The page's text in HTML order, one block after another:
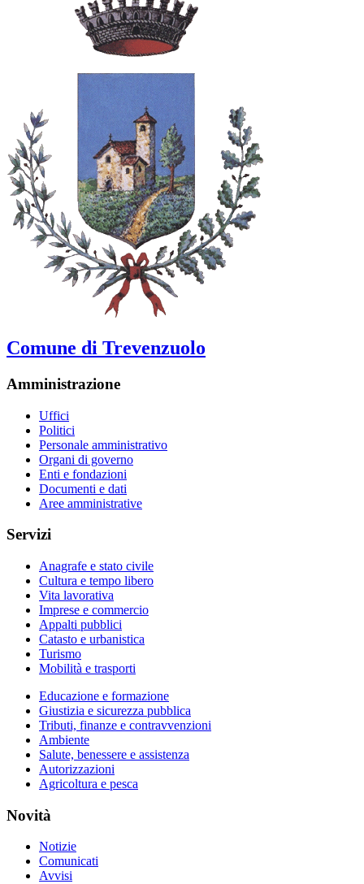
Comune di Trevenzuolo
Amministrazione
Uffici
Politici
Personale amministrativo
Organi di governo
Enti e fondazioni
Documenti e dati
Aree amministrative
Servizi
Anagrafe e stato civile
Cultura e tempo libero
Vita lavorativa
Imprese e commercio
Appalti pubblici
Catasto e urbanistica
Turismo
Mobilità e trasporti
Educazione e formazione
Giustizia e sicurezza pubblica
Tributi, finanze e contravvenzioni
Ambiente
Salute, benessere e assistenza
Autorizzazioni
Agricoltura e pesca
Novità
Notizie
Comunicati
Avvisi